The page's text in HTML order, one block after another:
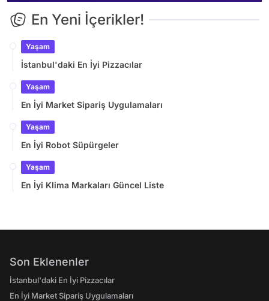
En Yeni İçerikler!
Yaşam
İstanbul'daki En İyi Pizzacılar
Yaşam
En İyi Market Sipariş Uygulamaları
Yaşam
En İyi Robot Süpürgeler
Yaşam
En İyi Klima Markaları Güncel Liste
Son Eklenenler
İstanbul'daki En İyi Pizzacılar
En İyi Market Sipariş Uygulamaları